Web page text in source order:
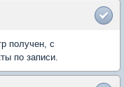
получен, с
по записи.